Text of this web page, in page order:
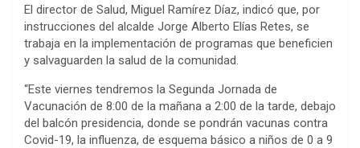
El director de Salud, Miguel Ramírez Díaz, indicó que, por
instrucciones del alcalde Jorge Alberto Elías Retes, se
trabaja en la implementación de programas que beneficien
y salvaguarden la salud de la comunidad.
“Este viernes tendremos la Segunda Jornada de
Vacunación de 8:00 de la mañana a 2:00 de la tarde, debajo
del balcón presidencia, donde se pondrán vacunas contra
Covid-19, la influenza, de esquema básico a niños de 0 a 9